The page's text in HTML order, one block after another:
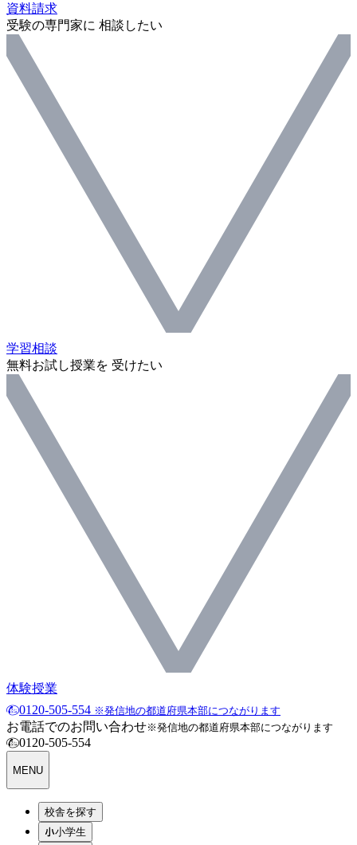
資料請求
受験の専門家に 相談したい
学習相談
無料お試し授業を 受けたい
体験授業
0120-505-554 ※発信地の都道府県本部につながります
お電話でのお問い合わせ※発信地の都道府県本部につながります
0120-505-554
MENU
校舎を探す
小学生